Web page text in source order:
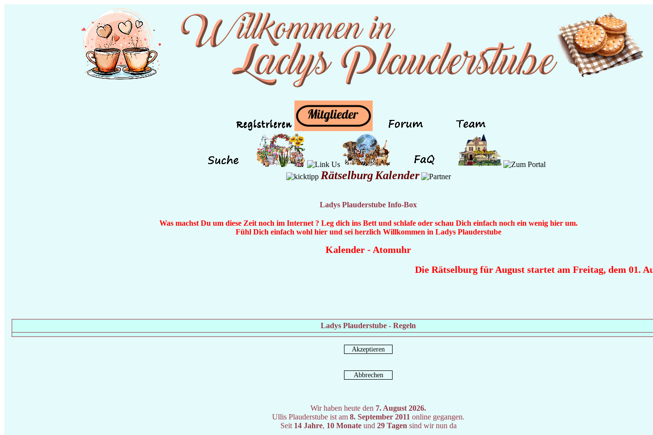
Rätselburg Kalender
Ladys Plauderstube Info-Box
Was machst Du um diese Zeit noch im Internet ? Leg dich ins Bett und schlafe oder schau Dich einfach noch ein wenig hier um.
Fühl Dich einfach wohl hier und sei herzlich Willkommen in Ladys Plauderstube
Kalender - Atomuhr
Die Rätselburg für August startet am Freitag, dem 01.
Ladys Plauderstube - Regeln
Wir haben heute den 7. August 2026.
Ullis Plauderstube ist am 8. September 2011 online gegangen.
Seit 14 Jahre, 10 Monate und 29 Tagen sind wir nun da